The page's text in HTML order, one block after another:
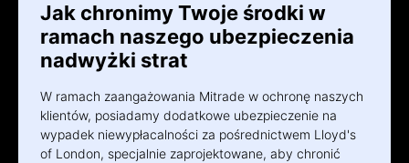
Bahasa Melayu
Jak chronimy Twoje środki w
ramach naszego ubezpieczenia
nadwyżki strat
W ramach zaangażowania Mitrade w ochronę naszych
klientów, posiadamy dodatkowe ubezpieczenie na
wypadek niewypłacalności za pośrednictwem Lloyd's
of London, specjalnie zaprojektowane, aby chronić